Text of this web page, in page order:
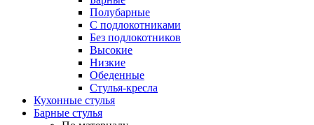
Полубарные
С подлокотниками
Без подлокотников
Высокие
Низкие
Обеденные
Стулья-кресла
Кухонные стулья
Барные стулья